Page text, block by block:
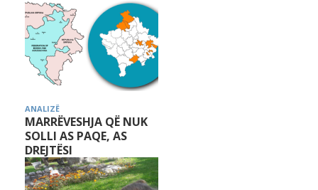
ANALIZË
MARRËVESHJA QË NUK
SOLLI AS PAQE, AS
DREJTËSI